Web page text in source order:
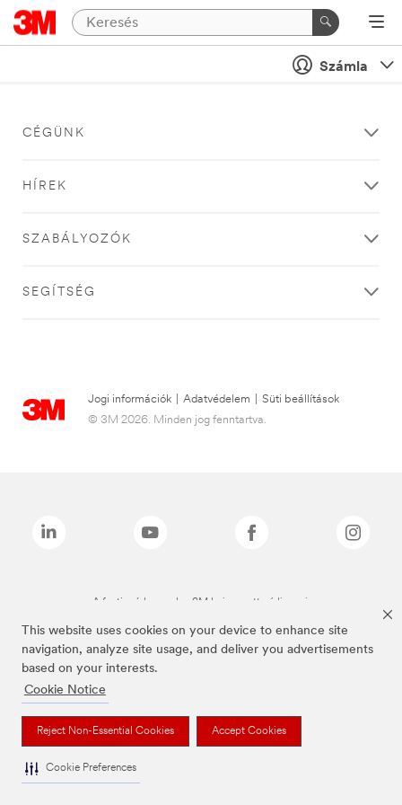
This website uses cookies on your device to enhance site
navigation, analyze site usage, and deliver you advertisements
based on your interests.
Cookie Notice
Reject Non-Essential Cookies Accept Cookies
Cookie Preferences
Számla
CÉGÜNK
HÍREK
SZABÁLYOZÓK
SEGÍTSÉG
Jogi információk Adatvédelem
Süti beállítások
© 3M 2026. Minden jog fenntartva.
A fenti márkanevek a 3M bejegyzett védjegyei.